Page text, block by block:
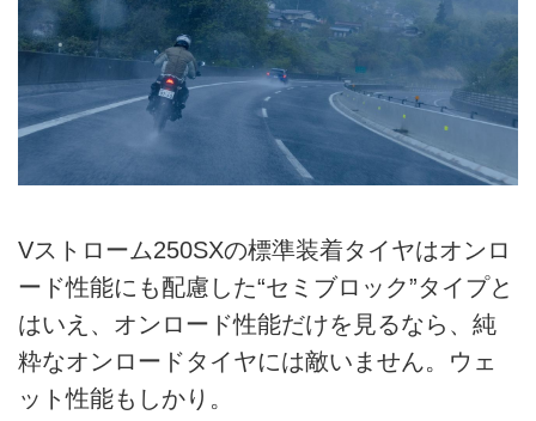
Vストローム250SXの標準装着タイヤはオンロ
ード性能にも配慮した“セミブロック”タイプと
はいえ、オンロード性能だけを見るなら、純
粋なオンロードタイヤには敵いません。ウェ
ット性能もしかり。